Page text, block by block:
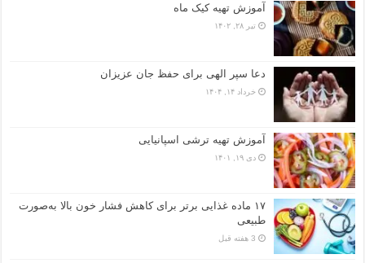
آموزش تهیه کیک ماه
تیر ۲۸, ۱۴۰۲
دعا سپر الهی برای حفظ جان عزیزان
خرداد ۱۴, ۱۴۰۴
آموزش تهیه ترشی اسپانیایی
دی ۱۹, ۱۴۰۱
۱۷ ماده غذایی برتر برای کاهش فشار خون بالا به‌صورت
طبیعی
3 هفته قبل